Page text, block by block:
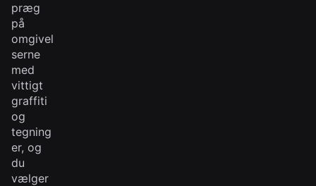
præg
på
omgivel
serne
med
vittigt
graffiti
og
tegning
er, og
du
vælger